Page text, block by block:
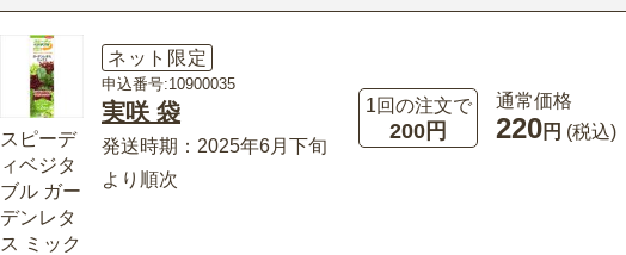
スピーデ
ィベジタ
ブル ガー
デンレタ
ス ミック
ネット限定
申込番号:10900035
実咲 袋
発送時期：2025年6月下旬
より順次
1回の注文で
200円
通常価格
220円 (税込)